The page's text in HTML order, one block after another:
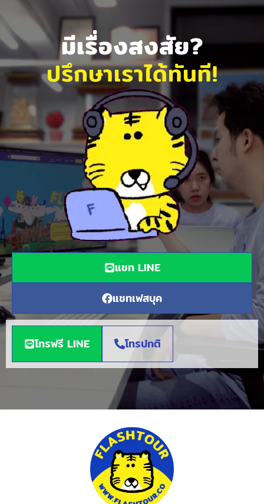
มีเรื่องสงสัย?
ปรึกษาเราได้ทันที!
แชท LINE
แชทเฟสบุค
โทรฟรี LINE โทรปกติ